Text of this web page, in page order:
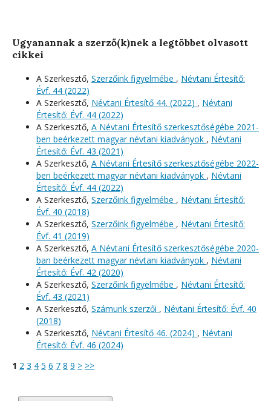
Ugyanannak a szerző(k)nek a legtöbbet olvasott
cikkei
A Szerkesztő, Szerzőink figyelmébe , Névtani Értesítő:
Évf. 44 (2022)
A Szerkesztő, Névtani Értesítő 44. (2022) , Névtani
Értesítő: Évf. 44 (2022)
A Szerkesztő, A Névtani Értesítő szerkesztőségébe 2021-
ben beérkezett magyar névtani kiadványok , Névtani
Értesítő: Évf. 43 (2021)
A Szerkesztő, A Névtani Értesítő szerkesztőségébe 2022-
ben beérkezett magyar névtani kiadványok , Névtani
Értesítő: Évf. 44 (2022)
A Szerkesztő, Szerzőink figyelmébe , Névtani Értesítő:
Évf. 40 (2018)
A Szerkesztő, Szerzőink figyelmébe , Névtani Értesítő:
Évf. 41 (2019)
A Szerkesztő, A Névtani Értesítő szerkesztőségébe 2020-
ban beérkezett magyar névtani kiadványok , Névtani
Értesítő: Évf. 42 (2020)
A Szerkesztő, Szerzőink figyelmébe , Névtani Értesítő:
Évf. 43 (2021)
A Szerkesztő, Számunk szerzői , Névtani Értesítő: Évf. 40
(2018)
A Szerkesztő, Névtani Értesítő 46. (2024) , Névtani
Értesítő: Évf. 46 (2024)
1 2 3 4 5 6 7 8 9 > >>